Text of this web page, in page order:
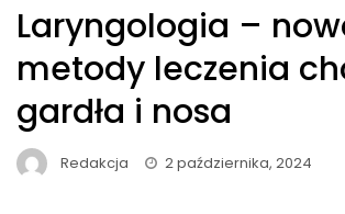
Laryngologia –
metody leczenia
gardła i nosa
Redakcja 2 października, 2024